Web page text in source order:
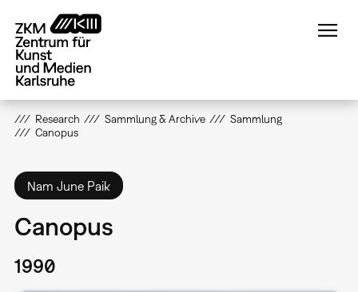
zum
Inhalt
Research Sammlung & Archive
Sammlung
Canopus
Nam June Paik
Canopus
1990